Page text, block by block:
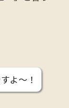
よ〜！